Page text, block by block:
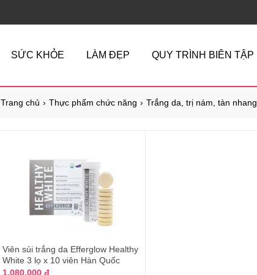
SỨC KHỎE LÀM ĐẸP QUY TRÌNH BIÊN TẬP
Trang chủ Thực phẩm chức năng Trắng da, trị nám, tàn nhang
Viên sủi trắng da Efferglow Healthy
White 3 lọ x 10 viên Hàn Quốc
1.080.000 đ